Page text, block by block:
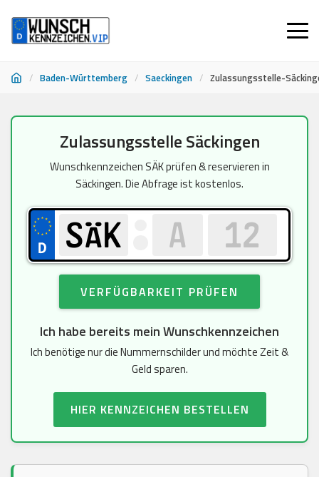
/ Baden-Württemberg / Saeckingen / Zulassungsstelle-
Zulassungsstelle Säckingen
Wunschkennzeichen SÄK prüfen & reservieren in
Säckingen. Die Abfrage ist kostenlos.
VERFÜGBARKEIT PRÜFEN
Ich habe bereits mein Wunschkennzeichen
Ich benötige nur die Nummernschilder und möchte Zeit &
Geld sparen.
HIER KENNZEICHEN BESTELLEN